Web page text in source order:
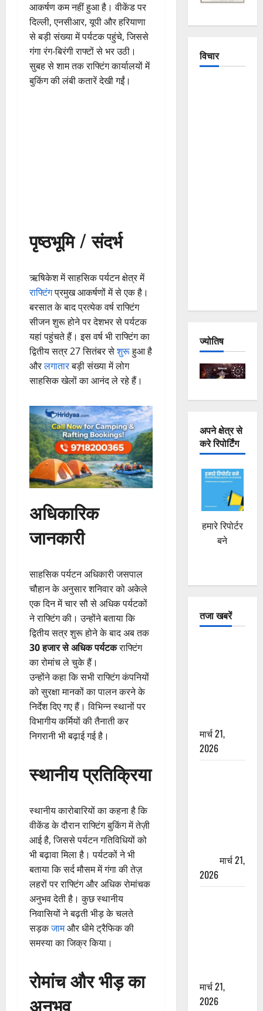
आकर्षण कम नहीं हुआ है। वीकेंड पर
दिल्ली, एनसीआर, यूपी और हरियाणा
से बड़ी संख्या में पर्यटक पहुंचे, जिससे
गंगा रंग-बिरंगी राफ्टों से भर उठी।
सुबह से शाम तक राफ्टिंग कार्यालयों में
बुकिंग की लंबी कतारें देखी गईं।
पृष्ठभूमि / संदर्भ
ऋषिकेश में साहसिक पर्यटन क्षेत्र में
राफ्टिंगप्रमुख आकर्षणों में से एक है।
बरसात के बाद प्रत्येक वर्ष राफ्टिंग
सीजन शुरू होने पर देशभर से पर्यटक
यहां पहुंचते हैं। इस वर्ष भी राफ्टिंग का
द्वितीय सत्र 27 सितंबर सेशुरूहुआ है
औरलगातारबड़ी संख्या में लोग
साहसिक खेलों का आनंद ले रहे हैं।
अधिकारिक
जानकारी
साहसिक पर्यटन अधिकारी जसपाल
चौहान के अनुसार शनिवार को अकेले
एक दिन में चार सौ से अधिक पर्यटकों
ने राफ्टिंग की। उन्होंने बताया कि
द्वितीय सत्र शुरू होने के बाद अब तक
30 हजार से अधिक पर्यटकराफ्टिंग
का रोमांच ले चुके हैं।
उन्होंने कहा कि सभी राफ्टिंग कंपनियों
को सुरक्षा मानकों का पालन करने के
निर्देश दिए गए हैं। विभिन्न स्थानों पर
विभागीय कर्मियों की तैनाती कर
निगरानी भी बढ़ाई गई है।
स्थानीय प्रतिक्रिया
स्थानीय कारोबारियों का कहना है कि
वीकेंड के दौरान राफ्टिंग बुकिंग में तेज़ी
आई है, जिससे पर्यटन गतिविधियों को
भी बढ़ावा मिला है। पर्यटकों ने भी
बताया कि सर्द मौसम में गंगा की तेज़
लहरों पर राफ्टिंग और अधिक रोमांचक
अनुभव देती है। कुछ स्थानीय
निवासियों ने बढ़ती भीड़ के चलते
सड़कजामऔर धीमे ट्रैफिक की
समस्या का जिक्र किया।
रोमांच और भीड़ का
अनुभव
विचार
ज्योतिष
अपने क्षेत्र से
करे रिपोर्टिंग
हमारे रिपोर्टर
बने
तजा खबरें
मार्च 21,
2026
मार्च 21,
2026
मार्च 21,
2026